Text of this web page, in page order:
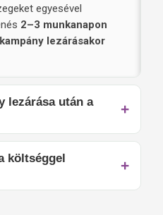
egyesével
2–3 munkanapon
lezárásakor
lezárása után a
költséggel